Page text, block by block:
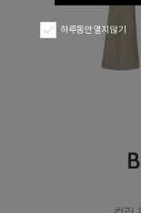
하루동안 열지 않기